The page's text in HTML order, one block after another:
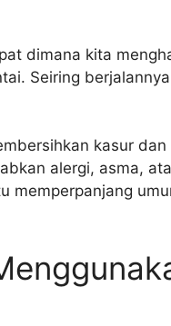
dimana kita
Seiring
kasur
alergi, asma,
memperpanjang